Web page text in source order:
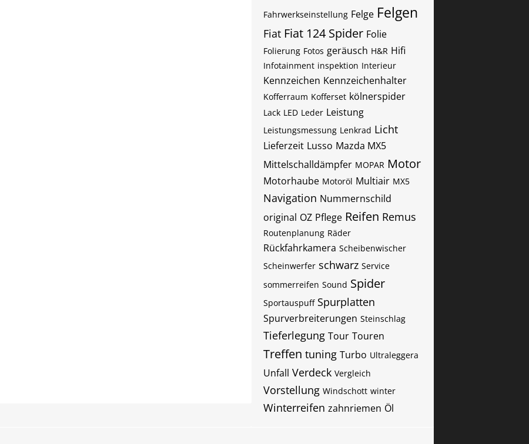
Fahrwerkseinstellung Felge Felgen
Fiat Fiat 124 Spider Folie
Folierung Fotos geräusch H&R Hifi
Infotainment inspektion Interieur
Kennzeichen Kennzeichenhalter
Kofferraum Kofferset kölnerspider
Lack LED Leder Leistung
Leistungsmessung Lenkrad Licht
Lieferzeit Lusso Mazda MX5
Mittelschalldämpfer MOPAR Motor
Motorhaube Motoröl Multiair MX5
Navigation Nummernschild
original OZ Pflege Reifen Remus
Routenplanung Räder
Rückfahrkamera Scheibenwischer
Scheinwerfer schwarz Service
sommerreifen Sound Spider
Sportauspuff Spurplatten
Spurverbreiterungen Steinschlag
Tieferlegung Tour Touren
Treffen tuning Turbo Ultraleggera
Unfall Verdeck Vergleich
Vorstellung Windschott winter
Winterreifen zahnriemen Öl